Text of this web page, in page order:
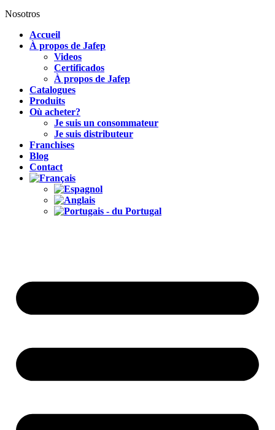
Nosotros
Accueil
À propos de Jafep
Videos
Certificados
À propos de Jafep
Catalogues
Produits
Où acheter?
Je suis un consommateur
Je suis distributeur
Franchises
Blog
Contact